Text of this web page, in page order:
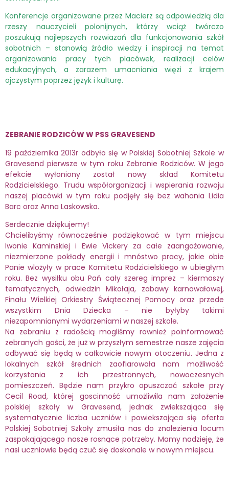
Konferencje organizowane przez Macierz są odpowiedzią dla
rzeszy nauczycieli polonijnych, którzy wciąż twórczo
poszukują najlepszych rozwiazań dla funkcjonowania szkół
sobotnich – stanowią źródło wiedzy i inspiracji na temat
organizowania pracy tych placówek, realizacji celów
edukacyjnych, a zarazem umacniania więzi z krajem
ojczystym poprzez język i kulturę.
ZEBRANIE RODZICÓW W PSS GRAVESEND
19 października 2013r odbyło się w Polskiej Sobotniej Szkole w
Gravesend pierwsze w tym roku Zebranie Rodziców. W jego
efekcie wyłoniony został nowy skład Komitetu
Rodzicielskiego. Trudu współorganizacji i wspierania rozwoju
naszej placówki w tym roku podjęły się bez wahania Lidia
Barc oraz Anna Laskowska.
Serdecznie dziękujemy!
Chcielibyśmy równocześnie podziękować w tym miejscu
Iwonie Kaminskiej i Ewie Vickery za całe zaangażowanie,
niezmierzone pokłady energii i mnóstwo pracy, jakie obie
Panie wlożyły w prace Komitetu Rodzicielskiego w ubiegłym
roku. Bez wysiłku obu Pań cały szereg imprez – kiermaszy
tematycznych, odwiedzin Mikołaja, zabawy karnawałowej,
Finału Wielkiej Orkiestry Świątecznej Pomocy oraz przede
wszystkim Dnia Dziecka – nie byłyby takimi
niezapomnianymi wydarzeniami w naszej szkole.
Na zebraniu z radością mogliśmy rownież poinformować
zebranych gości, że już w przyszłym semestrze nasze zajęcia
odbywać się będą w całkowicie nowym otoczeniu. Jedna z
lokalnych szkół średnich zaofiarowała nam możliwość
korzystania z ich przestronnych, nowoczesnych
pomieszczeń. Będzie nam przykro opuszczać szkołe przy
Cecil Road, której goscinność umożliwila nam założenie
polskiej szkoły w Gravesend, jednak zwiekszająca się
systematycznie liczba uczniów i powiekszająca się oferta
Polskiej Sobotniej Szkoły zmusiła nas do znalezienia locum
zaspokajającego nasze rosnące potrzeby. Mamy nadzieję, że
nasi uczniowie będą czuć się doskonale w nowym miejscu.